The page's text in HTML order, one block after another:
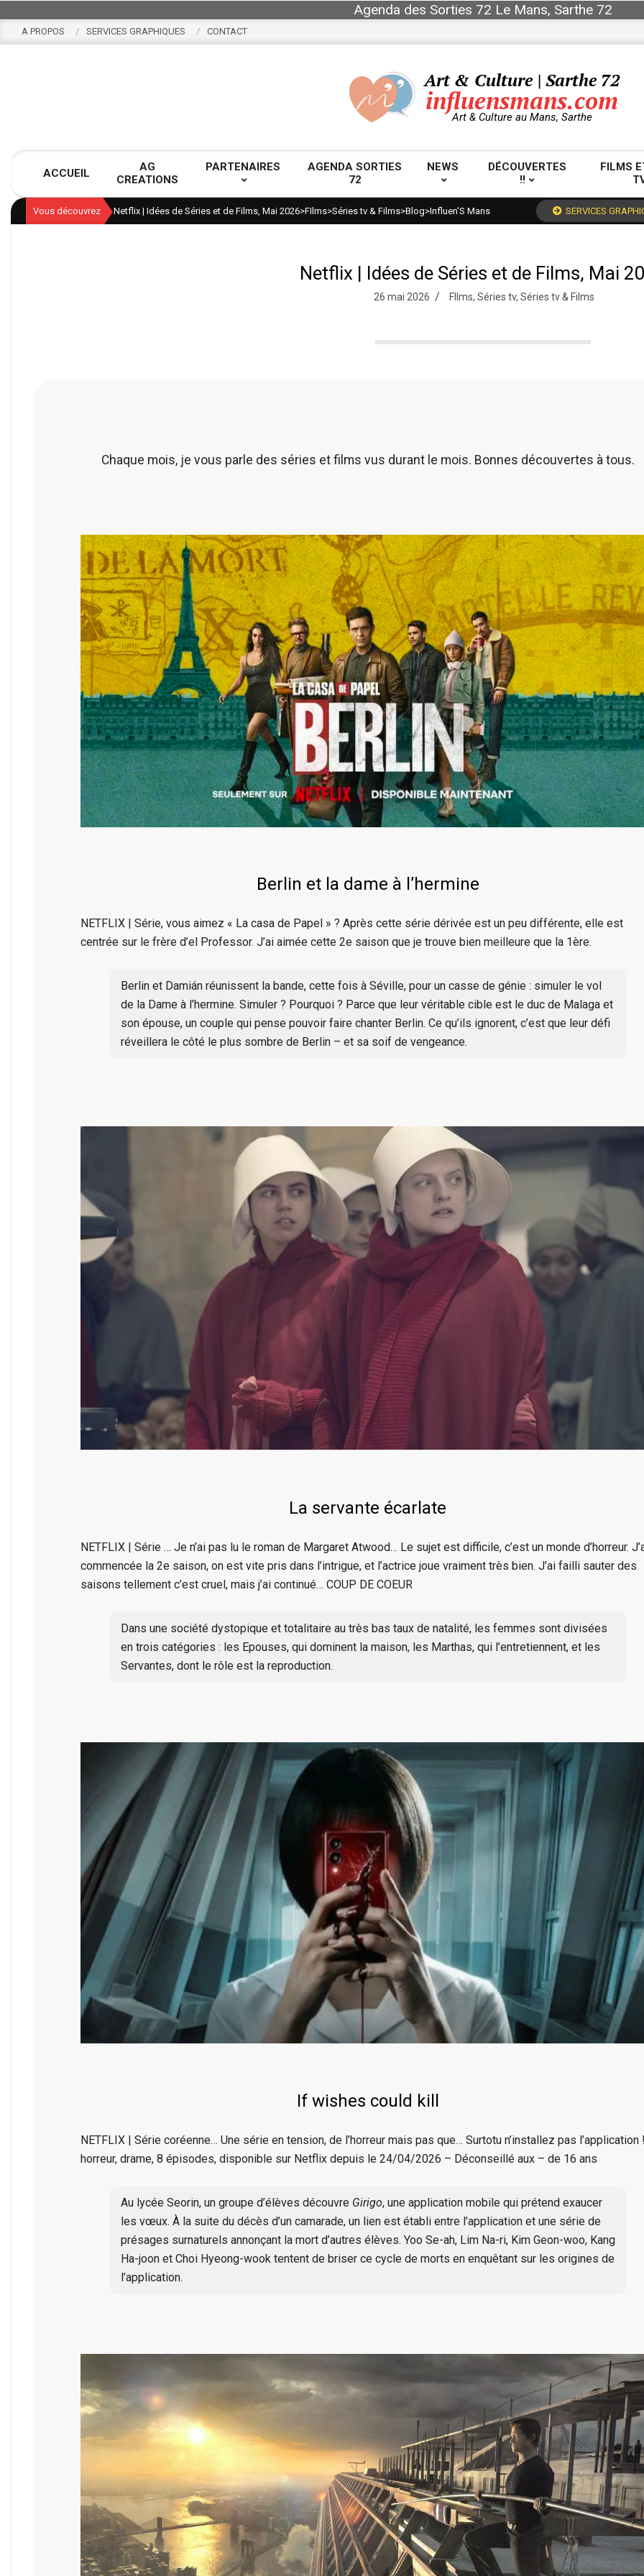
content
Agenda des Sorties 72 Le Mans, Sarthe 72
A PROPOS SERVICES GRAPHIQUES CONTACT
Art & Culture | Sarthe 72
influensmans.com
Art & Culture au Mans, Sarthe
Primary
Navigation
Menu
ACCUEIL
AG
CREATIONS
PARTENAIRES
AGENDA SORTIES
72
NEWS
DÉCOUVERTES
!!
FILMS
Vous découvrez Netflix | Idées de Séries et de Films, Mai 2026>FIlms>Séries tv & Films>Blog>Influen'S Mans SERVICES
Netflix | Idées de Séries et de Films, Mai
26 mai 2026 FIlms, Séries tv, Séries tv & Films
Chaque mois, je vous parle des séries et films vus durant le mois. Bonnes découvertes à tous.
Berlin et la dame à l’hermine
NETFLIX | Série, vous aimez « La casa de Papel » ? Après cette série dérivée est un peu différente, elle est
centrée sur le frère d’el Professor. J’ai aimée cette 2e saison que je trouve bien meilleure que la 1ère.
Berlin et Damián réunissent la bande, cette fois à Séville, pour un casse de génie : simuler le vol
de la Dame à l’hermine. Simuler ? Pourquoi ? Parce que leur véritable cible est le duc de Malaga et
son épouse, un couple qui pense pouvoir faire chanter Berlin. Ce qu’ils ignorent, c’est que leur défi
réveillera le côté le plus sombre de Berlin – et sa soif de vengeance.
La servante écarlate
NETFLIX | Série … Je n’ai pas lu le roman de Margaret Atwood… Le sujet est difficile, c’est un monde d’horreur.
commencée la 2e saison, on est vite pris dans l’intrigue, et l’actrice joue vraiment très bien. J’ai failli sauter des
saisons tellement c’est cruel, mais j’ai continué… COUP DE COEUR
Dans une société dystopique et totalitaire au très bas taux de natalité, les femmes sont divisées
en trois catégories : les Epouses, qui dominent la maison, les Marthas, qui l’entretiennent, et les
Servantes, dont le rôle est la reproduction.
If wishes could kill
NETFLIX | Série coréenne… Une série en tension, de l’horreur mais pas que… Surtotu n’installez pas l’application
horreur, drame, 8 épisodes, disponible sur Netflix depuis le 24/04/2026 – Déconseillé aux – de 16 ans
Au lycée Seorin, un groupe d’élèves découvre Girigo, une application mobile qui prétend exaucer
les vœux. À la suite du décès d’un camarade, un lien est établi entre l’application et une série de
présages surnaturels annonçant la mort d’autres élèves. Yoo Se-ah, Lim Na-ri, Kim Geon-woo, Kang
Ha-joon et Choi Hyeong-wook tentent de briser ce cycle de morts en enquêtant sur les origines de
l’application.